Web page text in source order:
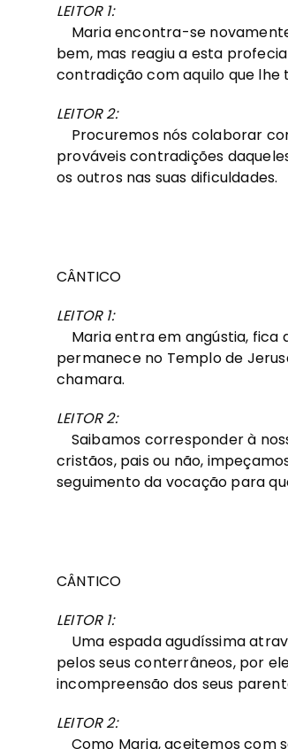
LEITOR 1:
Maria encontra-se
bem, mas reagiu a esta
contradição com aquilo que lhe
LEITOR 2:
Procuremos nós colaborar
prováveis contradições
os outros nas suas dificuldades.
CÂNTICO
LEITOR 1:
Maria entra em angústia, fica
permanece no Templo de
chamara.
LEITOR 2:
Saibamos corresponder à
cristãos, pais ou não,
seguimento da vocação para
CÂNTICO
LEITOR 1:
Uma espada agudíssima
pelos seus conterrâneos, por
incompreensão dos seus
LEITOR 2:
Como Maria, aceitemos com